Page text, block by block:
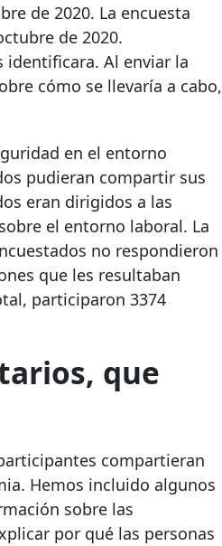
de 2020. La encuesta
de 2020.
Al enviar la
cómo se llevaría a cabo,
en el entorno
pudieran compartir sus
eran dirigidos a las
el entorno laboral. La
no respondieron
que les resultaban
participaron 3374
que
compartieran
Hemos incluido algunos
sobre las
por qué las personas